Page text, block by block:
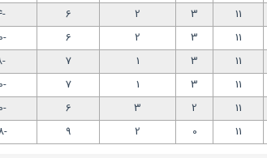
11
3
2
6
-4
11
3
2
6
-10
11
3
1
7
-8
11
3
1
7
-10
11
2
3
6
-10
11
0
2
9
-18